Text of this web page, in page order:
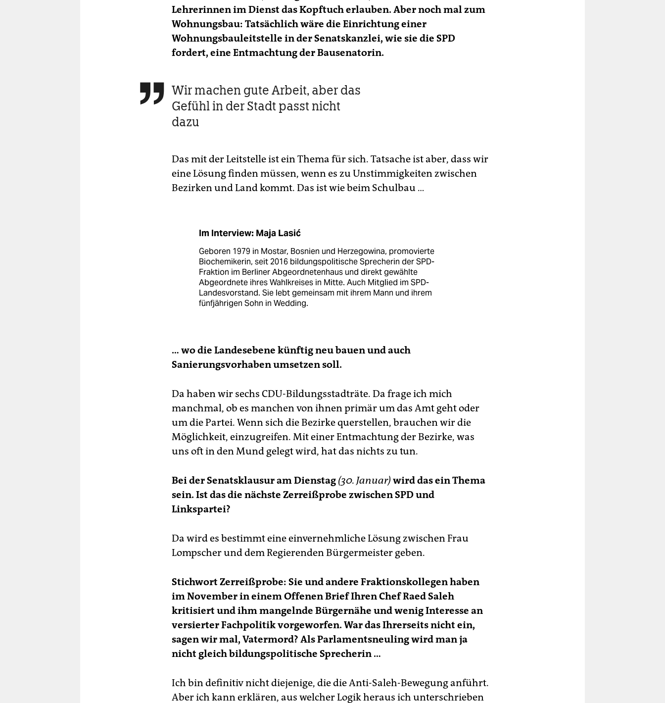
Lehrerinnen im Dienst das Kopftuch erlauben. Aber noch mal zum
Wohnungsbau: Tatsächlich wäre die Einrichtung einer
Wohnungsbauleitstelle in der Senatskanzlei, wie sie die SPD
fordert, eine Entmachtung der Bausenatorin.
 Wir machen gute Arbeit, aber das
Gefühl in der Stadt passt nicht
dazu
Das mit der Leitstelle ist ein Thema für sich. Tatsache ist aber, dass wir
eine Lösung finden müssen, wenn es zu Unstimmigkeiten zwischen
Bezirken und Land kommt. Das ist wie beim Schulbau …
Im Interview: Maja Lasić
Geboren 1979 in Mostar, Bosnien und Herzegowina, promovierte
Biochemikerin, seit 2016 bildungspolitische Sprecherin der SPD-
Fraktion im Berliner Abgeordnetenhaus und direkt gewählte
Abgeordnete ihres Wahlkreises in Mitte. Auch Mitglied im SPD-
Landesvorstand. Sie lebt gemeinsam mit ihrem Mann und ihrem
fünfjährigen Sohn in Wedding.
… wo die Landesebene künftig neu bauen und auch
Sanierungsvorhaben umsetzen soll.
Da haben wir sechs CDU-Bildungsstadträte. Da frage ich mich
manchmal, ob es manchen von ihnen primär um das Amt geht oder
um die Partei. Wenn sich die Bezirke querstellen, brauchen wir die
Möglichkeit, einzugreifen. Mit einer Entmachtung der Bezirke, was
uns oft in den Mund gelegt wird, hat das nichts zu tun.
Bei der Senatsklausur am Dienstag (30. Januar) wird das ein Thema
sein. Ist das die nächste Zerreißprobe zwischen SPD und
Linkspartei?
Da wird es bestimmt eine einvernehmliche Lösung zwischen Frau
Lompscher und dem Regierenden Bürgermeister geben.
Stichwort Zerreißprobe: Sie und andere Fraktionskollegen haben
im November in einem Offenen Brief Ihren Chef Raed Saleh
kritisiert und ihm mangelnde Bürgernähe und wenig Interesse an
versierter Fachpolitik vorgeworfen. War das Ihrerseits nicht ein,
sagen wir mal, Vatermord? Als Parlamentsneuling wird man ja
nicht gleich bildungspolitische Sprecherin …
Ich bin definitiv nicht diejenige, die die Anti-Saleh-Bewegung anführt.
Aber ich kann erklären, aus welcher Logik heraus ich unterschrieben